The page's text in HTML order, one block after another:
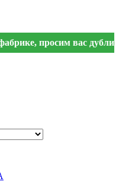
вас дублировать